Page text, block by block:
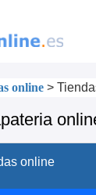
online >
online